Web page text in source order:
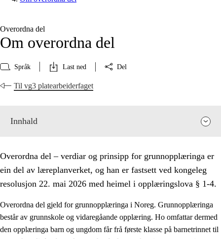
Overordna del
Om overordna del
Språk Last ned Del
Til vg3 platearbeiderfaget
Innhald
Overordna del – verdiar og prinsipp for grunnopplæringa er
ein del av læreplanverket, og han er fastsett ved kongeleg
resolusjon 22. mai 2026 med heimel i opplæringslova § 1-4.
Overordna del gjeld for grunnopplæringa i Noreg. Grunnopplæringa
består av grunnskole og vidaregåande opplæring. Ho omfattar dermed
den opplæringa barn og ungdom får frå første klasse på barnetrinnet til